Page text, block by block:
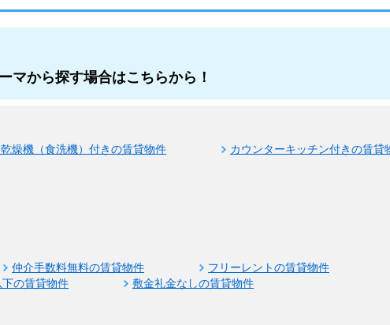
マから探す場合はこちらから！
燥機（食洗機）付きの賃貸物件
カウンターキッチン付きの賃貸
仲介手数料無料の賃貸物件
フリーレントの賃貸物件
の賃貸物件 敷金礼金なしの賃貸物件